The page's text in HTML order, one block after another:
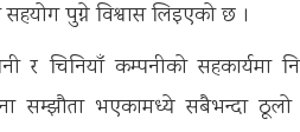
पुग्ने विश्वास लिइएको छ ।
र चिनियाँ कम्पनीको सहकार्यमा
सम्झौता भएकामध्ये सबैभन्दा ठूलो